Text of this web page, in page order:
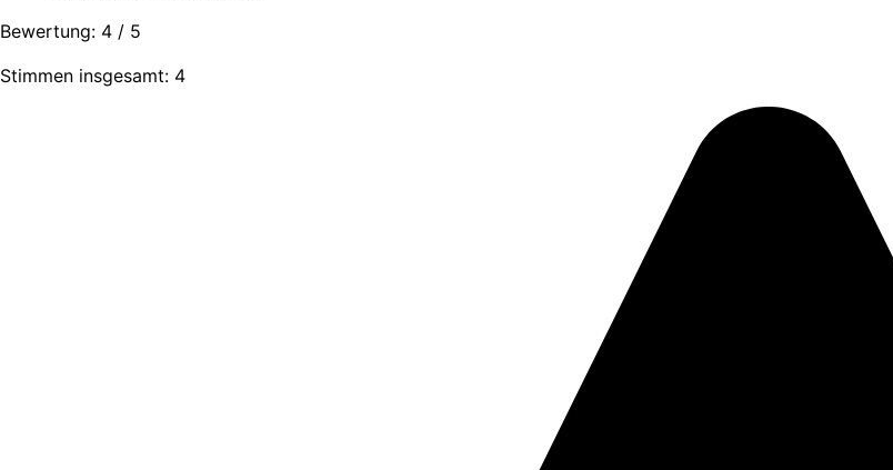
Bewertung: 4 / 5
Stimmen insgesamt: 4